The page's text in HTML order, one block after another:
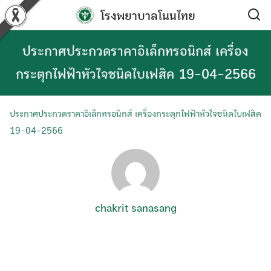
Skip
to
content
โรงพยาบาลโนนไทย
ประกาศประกวดราคาอิเล็กทรอนิกส์ เครื่อง
กระตุกไฟฟ้าหัวใจชนิดไบเฟสิค 19-04-2566
ประกาศประกวดราคาอิเล็กทรอนิกส์ เครื่องกระตุกไฟฟ้าหัวใจชนิดไบเฟสิค
19-04-2566
chakrit sanasang